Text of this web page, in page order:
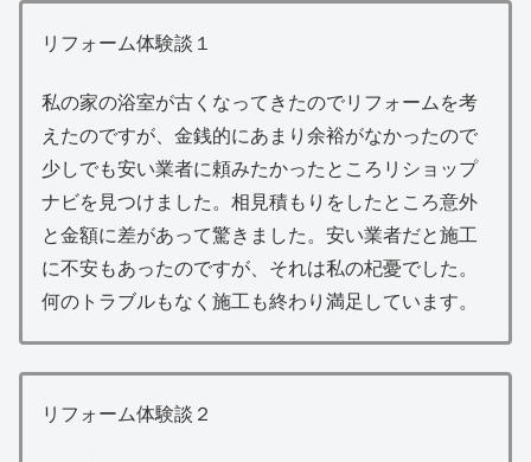
リフォーム体験談１
私の家の浴室が古くなってきたのでリフォームを考
えたのですが、金銭的にあまり余裕がなかったので
少しでも安い業者に頼みたかったところリショップ
ナビを見つけました。相見積もりをしたところ意外
と金額に差があって驚きました。安い業者だと施工
に不安もあったのですが、それは私の杞憂でした。
何のトラブルもなく施工も終わり満足しています。
リフォーム体験談２